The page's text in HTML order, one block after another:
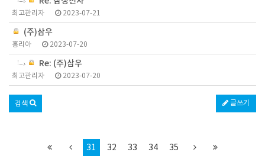
최고관리자 2023-07-21
(주)삼우
홍리아 2023-07-20
Re: (주)삼우
최고관리자 2023-07-20
글쓰기
검색
31 32 33 34 35